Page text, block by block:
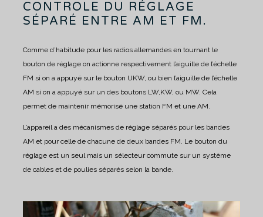
CONTROLE DU RÉGLAGE
SÉPARÉ ENTRE AM ET FM.
Comme d’habitude pour les radios allemandes en tournant le
bouton de réglage on actionne respectivement l’aiguille de l’échelle
FM si on a appuyé sur le bouton UKW, ou bien l’aiguille de l’échelle
AM si on a appuyé sur un des boutons LW,KW, ou MW. Cela
permet de maintenir mémorisé une station FM et une AM.
L’appareil a des mécanismes de réglage séparés pour les bandes
AM et pour celle de chacune de deux bandes FM. Le bouton du
réglage est un seul mais un sélecteur commute sur un système
de cables et de poulies séparés selon la bande.